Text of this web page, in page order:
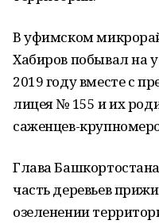
В уфимском
Хабиров побывал на
2019 году вместе с
лицея № 155 и их
саженцев-
Глава
часть деревьев
озеленении